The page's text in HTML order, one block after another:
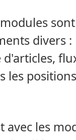
divers
d'articles,
les
avec les